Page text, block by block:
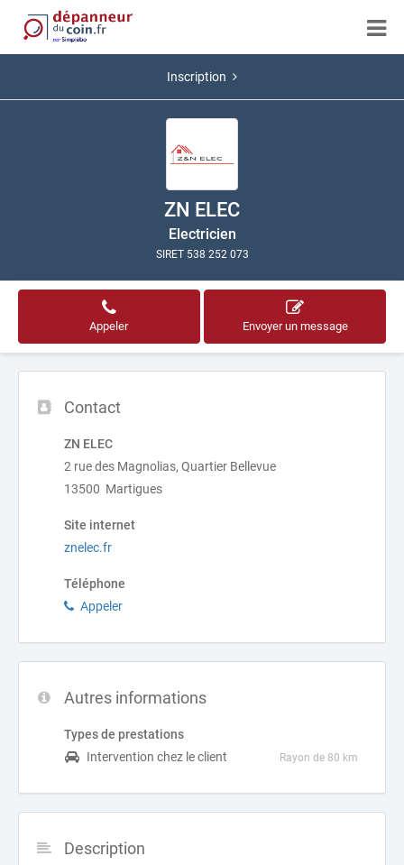
Inscription
ZN ELEC
Electricien
SIRET 538 252 073
Appeler Envoyer un message
Contact
ZN ELEC
2 rue des Magnolias, Quartier Bellevue
13500 Martigues
Site internet
znelec.fr
Téléphone
Appeler
Autres informations
Types de prestations
Intervention chez le client
Rayon de 80 km
Description